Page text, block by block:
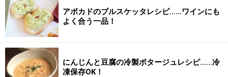
アボカドのブルスケッタレシピ……ワインにも
よく合う一品！
にんじんと豆腐の冷製ポタージュレシピ……冷
凍保存OK！